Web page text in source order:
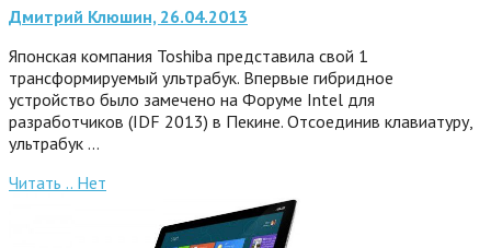
Дмитрий Клюшин, 26.04.2013
Японская компания Toshiba представила свой 1
трансформируемый ультрабук. Впервые гибридное
устройство было замечено на Форуме Intel для
разработчиков (IDF 2013) в Пекине. Отсоединив клавиатуру,
ультрабук …
Читать .. Нет